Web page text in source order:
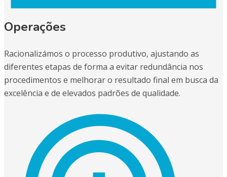
Operações
Racionalizámos o processo produtivo, ajustando as
diferentes etapas de forma a evitar redundância nos
procedimentos e melhorar o resultado final em busca da
excelência e de elevados padrões de qualidade.